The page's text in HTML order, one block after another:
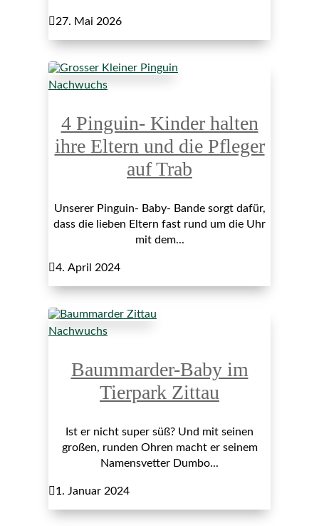
27. Mai 2026
Nachwuchs
4 Pinguin- Kinder halten
ihre Eltern und die Pfleger
auf Trab
Unserer Pinguin- Baby- Bande sorgt dafür,
dass die lieben Eltern fast rund um die Uhr
mit dem...
4. April 2024
Nachwuchs
Baummarder-Baby im
Tierpark Zittau
Ist er nicht super süß? Und mit seinen
großen, runden Ohren macht er seinem
Namensvetter Dumbo...
1. Januar 2024